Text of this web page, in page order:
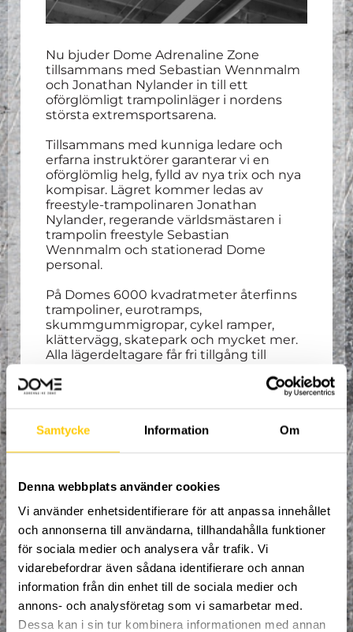
Samtycke Information Om
Denna webbplats använder cookies
Vi använder enhetsidentifierare för att anpassa innehållet
och annonserna till användarna, tillhandahålla funktioner
för sociala medier och analysera vår trafik. Vi
vidarebefordrar även sådana identifierare och annan
information från din enhet till de sociala medier och
annons- och analysföretag som vi samarbetar med.
Dessa kan i sin tur kombinera informationen med annan
Nu bjuder Dome Adrenaline Zone
tillsammans med Sebastian Wennmalm
och Jonathan Nylander in till ett
oförglömligt trampolinläger i nordens
största extremsportsarena.
Tillsammans med kunniga ledare och
erfarna instruktörer garanterar vi en
oförglömlig helg, fylld av nya trix och nya
kompisar. Lägret kommer ledas av
freestyle-trampolinaren Jonathan
Nylander, regerande världsmästaren i
trampolin freestyle Sebastian
Wennmalm och stationerad Dome
personal.
På Domes 6000 kvadratmeter återfinns
trampoliner, eurotramps,
skummgummigropar, cykel ramper,
klättervägg, skatepark och mycket mer.
Alla lägerdeltagare får fri tillgång till
vilja testa en annorlunda sport mellan
Strukturerad träning varvas med fritt
utcheckning sker på söndagen 12:00.
Att ta med:
Sängkläder och handduk.
Vad som ingår: